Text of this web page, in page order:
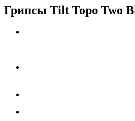
Грипсы Tilt Topo Two